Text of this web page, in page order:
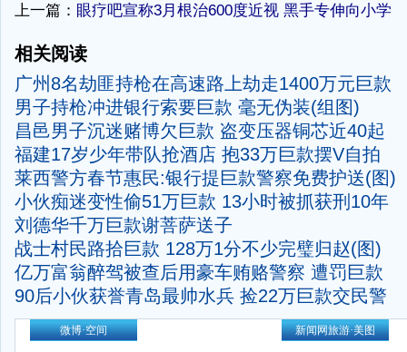
上一篇： 眼疗吧宣称3月根治600度近视 黑手专伸向小学
相关阅读
广州8名劫匪持枪在高速路上劫走1400万元巨款
男子持枪冲进银行索要巨款 毫无伪装(组图)
昌邑男子沉迷赌博欠巨款 盗变压器铜芯近40起
福建17岁少年带队抢酒店 抱33万巨款摆V自拍
莱西警方春节惠民:银行提巨款警察免费护送(图)
小伙痴迷变性偷51万巨款 13小时被抓获刑10年
刘德华千万巨款谢菩萨送子
战士村民路拾巨款 128万1分不少完璧归赵(图)
亿万富翁醉驾被查后用豪车贿赂警察 遭罚巨款
90后小伙获誉青岛最帅水兵 捡22万巨款交民警